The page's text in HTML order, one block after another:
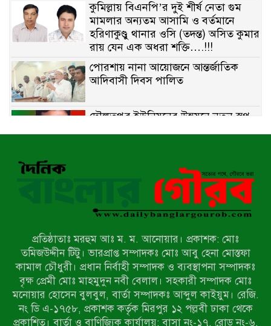
কুমিল্লায় বিএনপি’র দুই শীর্ষ নেতা গুম
মামলার অন্যতম আসামি ও বর্তমানে
হরিণাকুণ্ডু থানার ওসি (তদন্ত) অসিত কুমার
রায় যেন এক অধরা শক্তি….!!!
পোরশায় নানা আয়োজনে আন্তর্জাতিক
আদিবাসী দিবস পালিত
দৌলতপুর ইউনিয়নের উন্নয়নে নতুন স্বপ্ন
বাকেরগঞ্জে নিষিদ্ধ জালের বিরুদ্ধে
অভিযান, দুই ব্যবসায়ীকে ১ লাখ টাকা
রাজশাহীর মহানগরীতে মাদক বিরোধী
আদমদীঘিতে শুমারি স্বেচ্ছাসেবী নিয়োগে
যোগ্যতার ভিত্তিতে তালিকা প্রকাশ;
নির্বাচিতদের আ.লীগ ট্যাগে প্রচারণা
সংবাদ প্রকাশের জেরে সাংবাদিককে দেখে
প্রতিষ্ঠাতাঃ মরহুম আঃ ম. ম. আনোয়ার। প্রকাশক: মোঃ
তমিজউদ্দীন টিটু। ভারপ্রাপ্ত সম্পাদকঃ মোঃ আবু হেনা মোস্তফা
কামাল চৌধুরী। প্রধান নির্বাহী সম্পাদক ও ব্যবস্থাপনা সম্পাদকঃ
বৃক্ষ প্রেমী মোঃ মাহমুদুন নবী বেলাল। সহকারী সম্পাদক মোঃ
মনোয়ার হোসেন বুলবুল, বার্তা সম্পাদকঃ আব্দুল কাইয়ুম। রেজি.
নং ডি এ-১৭৫৮, প্রকাশক কর্তৃক মিরপুর ১২ পল্লবী ঢাকা থেকে
প্রকাশিত। বার্তা ও বাণিজ্যিক কার্যালয়: বাসা নং-১৭, রোড নং-৬,